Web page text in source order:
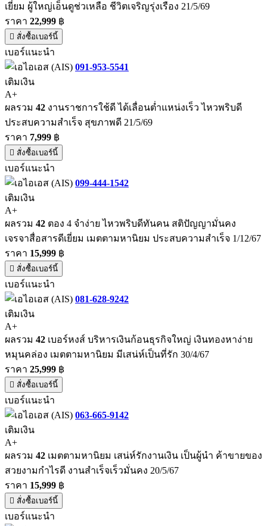
เยี่ยม ผู้ใหญ่เอ็นดูช่วเหลือ ชีวิตเจริญรุ่งเรือง 21/5/69
ราคา 22,999 ฿
สั่งซื้อเบอร์นี้
เบอร์แนะนำ
091-953-5541
เติมเงิน
A+
ผลรวม 42 งานราชการใช้ดี ได้เลื่อนต่ำแหน่งเร็ว ไหวพริบดี
ประสบความสำเร็จ สุขภาพดี 21/5/69
ราคา 7,999 ฿
สั่งซื้อเบอร์นี้
เบอร์แนะนำ
099-444-1542
เติมเงิน
A+
ผลรวม 42 ตอง 4 จำง่าย ไหวพริบดีทันคน สติปัญญามั่นคง
เจรจาสื่อสารดีเยี่ยม เมตตามหานิยม ประสบความสำเร็จ 1/12/67
ราคา 15,999 ฿
สั่งซื้อเบอร์นี้
เบอร์แนะนำ
081-628-9242
เติมเงิน
A+
ผลรวม 42 เบอร์หงส์ บริหารเงินก้อนธุรกิจใหญ่ เงินทองหาง่าย
หมุนคล่อง เมตตามหานิยม มีเสน่ห์เป็นที่รัก 30/4/67
ราคา 25,999 ฿
สั่งซื้อเบอร์นี้
เบอร์แนะนำ
063-665-9142
เติมเงิน
A+
ผลรวม 42 เมตตามหานิยม เสน่ห์รักงานเงิน เป็นผู้นำ ค้าขายของ
สวยงามกำไรดี งานสำเร็จเร็วมั่นคง 20/5/67
ราคา 15,999 ฿
สั่งซื้อเบอร์นี้
เบอร์แนะนำ